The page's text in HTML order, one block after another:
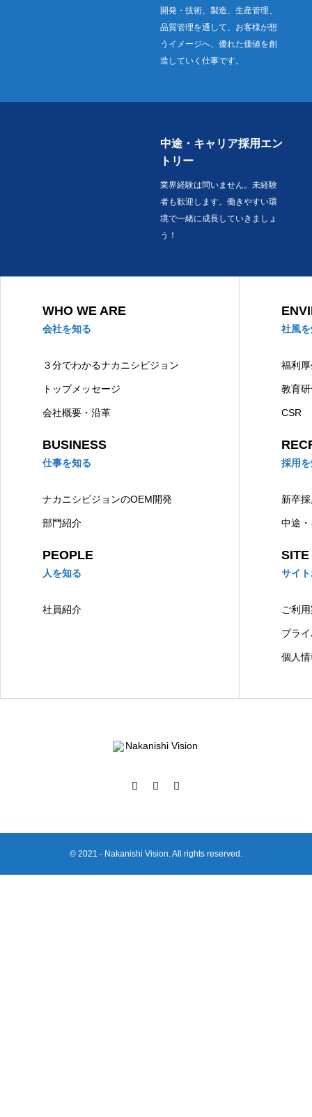
開発・技術、製造、生産管理、
品質管理を通して、お客様が想
うイメージへ、優れた価値を創
造していく仕事です。
中途・キャリア採用エン
トリー
業界経験は問いません。未経験
者も歓迎します。働きやすい環
境で一緒に成長していきましょ
う！
WHO WE ARE
会社を知る
３分でわかるナカニシビジョン
トップメッセージ
会社概要・沿革
BUSINESS
仕事を知る
ナカニシビジョンのOEM開発
部門紹介
PEOPLE
人を知る
社員紹介
社風
福利
教育
CSR
採用
新卒
中途
サイ
ご利
プラ
個人
© 2021 - Nakanishi Vision. All rights reserved.